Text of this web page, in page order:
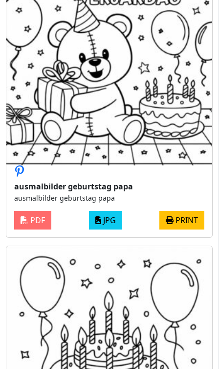
ausmalbilder geburtstag papa
ausmalbilder geburtstag papa
PDF JPG PRINT